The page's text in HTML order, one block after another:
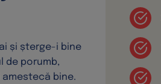
și șterge-i bine
de porumb,
bine.